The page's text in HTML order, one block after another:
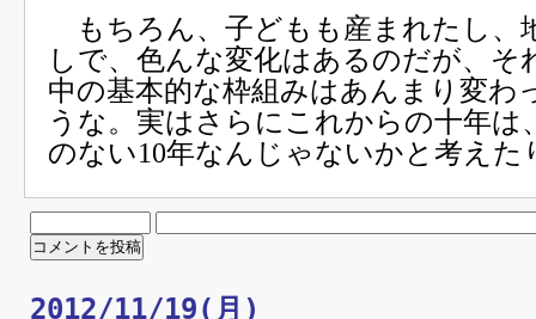
もちろん、子どもも産まれたし、
しで、色んな変化はあるのだが、そ
中の基本的な枠組みはあんまり変わ
うな。実はさらにこれからの十年は
のない10年なんじゃないかと考えた
2012/11/19(月)